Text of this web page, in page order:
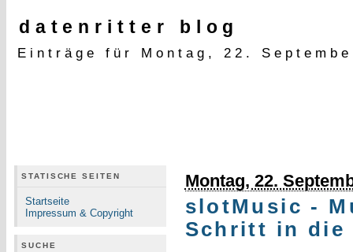
datenritter blog
Einträge für Montag, 22.
STATISCHE SEITEN
Startseite
Impressum & Copyright
SUCHE
Montag, 22.
slotMusic -
Schritt in die